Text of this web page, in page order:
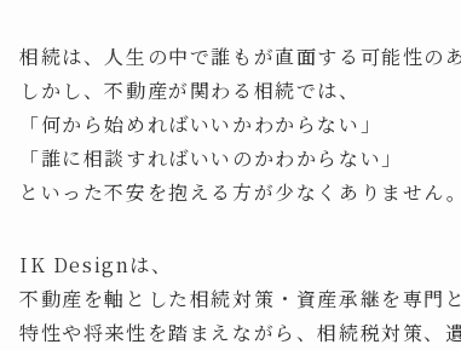
相続は、人生の中で誰もが直面する可能性の
しかし、不動産が関わる相続では、
「何から始めればいいかわからない」
「誰に相談すればいいのかわからない」
といった不安を抱える方が少なくありません。
IK Designは、
不動産を軸とした相続対策・資産承継を専門
特性や将来性を踏まえながら、相続税対策、